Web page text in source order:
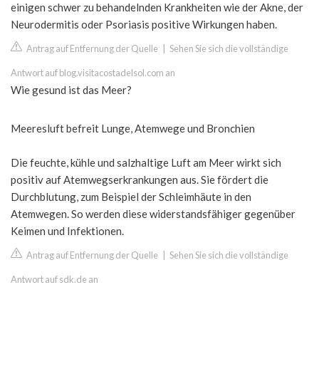
einigen schwer zu behandelnden Krankheiten wie der Akne, der
Neurodermitis oder Psoriasis positive Wirkungen haben.
Antrag auf Entfernung der Quelle Sehen Sie sich die vollständige
Antwort auf blog.visitacostadelsol.com an
Wie gesund ist das Meer?
Meeresluft befreit Lunge, Atemwege und Bronchien
Die feuchte, kühle und salzhaltige Luft am Meer wirkt sich
positiv auf Atemwegserkrankungen aus. Sie fördert die
Durchblutung, zum Beispiel der Schleimhäute in den
Atemwegen. So werden diese widerstandsfähiger gegenüber
Keimen und Infektionen.
Antrag auf Entfernung der Quelle Sehen Sie sich die vollständige
Antwort auf sdk.de an